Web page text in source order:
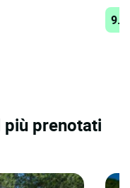
più prenotati